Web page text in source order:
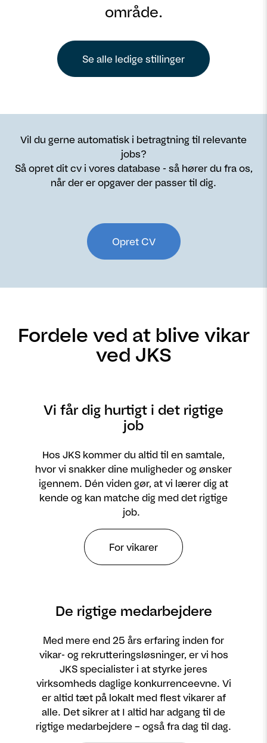
område.
Se alle ledige stillinger
Vil du gerne automatisk i betragtning til relevante
jobs?
Så opret dit cv i vores database - så hører du fra os,
når der er opgaver der passer til dig.
Opret CV
Fordele ved at blive vikar
ved JKS
Vi får dig hurtigt i det rigtige
job
Hos JKS kommer du altid til en samtale,
hvor vi snakker dine muligheder og ønsker
igennem. Dén viden gør, at vi lærer dig at
kende og kan matche dig med det rigtige
job.
For vikarer
De rigtige medarbejdere
Med mere end 25 års erfaring inden for
vikar- og rekrutteringsløsninger, er vi hos
JKS specialister i at styrke jeres
virksomheds daglige konkurrenceevne. Vi
er altid tæt på lokalt med flest vikarer af
alle. Det sikrer at I altid har adgang til de
rigtige medarbejdere – også fra dag til dag.